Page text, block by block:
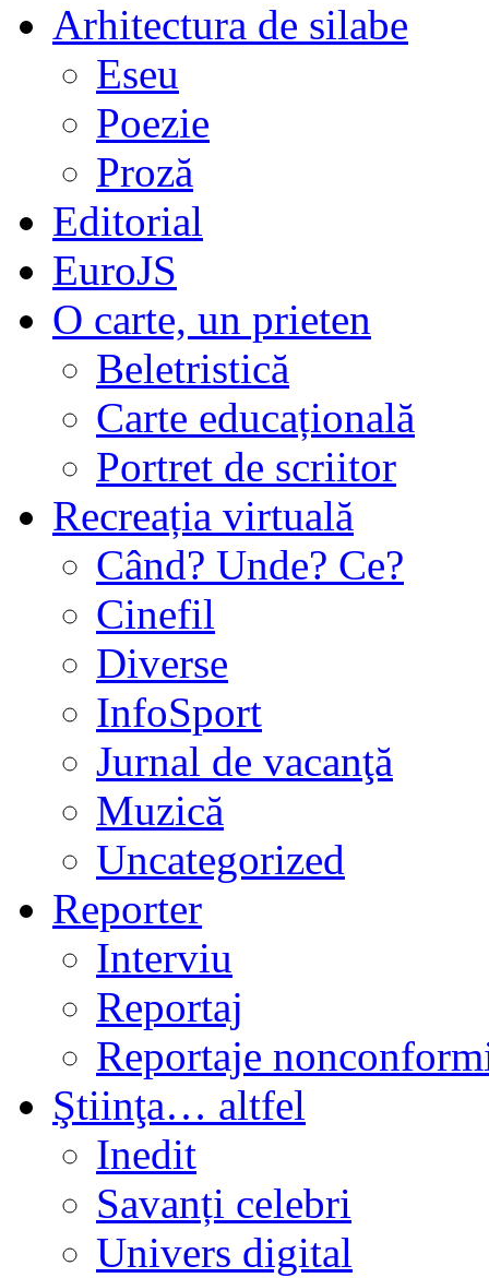
Arhitectura de silabe
Eseu
Poezie
Proză
Editorial
EuroJS
O carte, un prieten
Beletristică
Carte educațională
Portret de scriitor
Recreația virtuală
Când? Unde? Ce?
Cinefil
Diverse
InfoSport
Jurnal de vacanţă
Muzică
Uncategorized
Reporter
Interviu
Reportaj
Reportaje
Ştiinţa… altfel
Inedit
Savanți celebri
Univers digital